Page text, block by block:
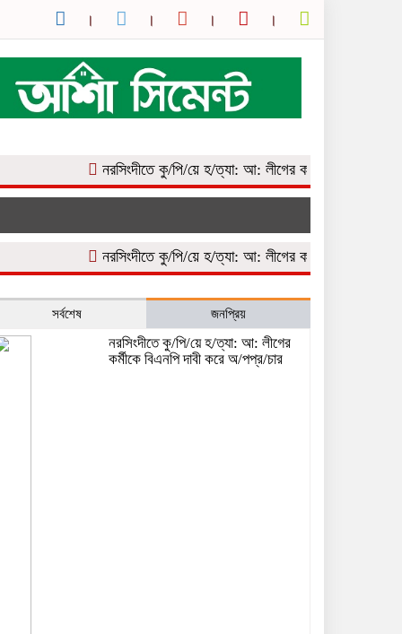
নরসিংদীতে কু/পি/য়ে হ/ত্যা: আ: লীগের কর্মীকে বিএনপি দাবী করে অ/
নরসিংদীতে কু/পি/য়ে হ/ত্যা: আ: লীগের কর্মীকে বিএনপি দাবী করে অ/
সর্বশেষ জনপ্রিয়
নরসিংদীতে কু/পি/য়ে হ/ত্যা: আ: লীগের
কর্মীকে বিএনপি দাবী করে অ/পপ্র/চার